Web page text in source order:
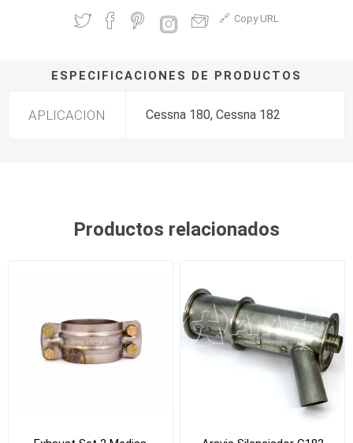
Copy URL
ESPECIFICACIONES DE PRODUCTOS
APLICACION Cessna 180, Cessna 182
Productos relacionados